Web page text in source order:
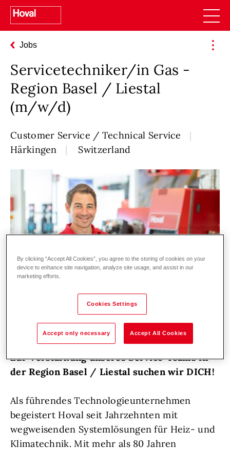
Jobs
Servicetechniker/in Gas -
Region Basel / Liestal
(m/w/d)
Customer Service / Technical Service
Härkingen
Switzerland
Zur Verstärkung unseres Service-Teams in
der Region Basel / Liestal suchen wir DICH!
Als führendes Technologieunternehmen
begeistert Hoval seit Jahrzehnten mit
wegweisenden Systemlösungen für Heiz- und
Klimatechnik. Mit mehr als 80 Jahren
By clicking “Accept All Cookies”, you agree to the storing of cookies on your
device to enhance site navigation, analyze site usage, and assist in our
marketing efforts.
Cookies Settings
Accept only necessary Accept All Cookies